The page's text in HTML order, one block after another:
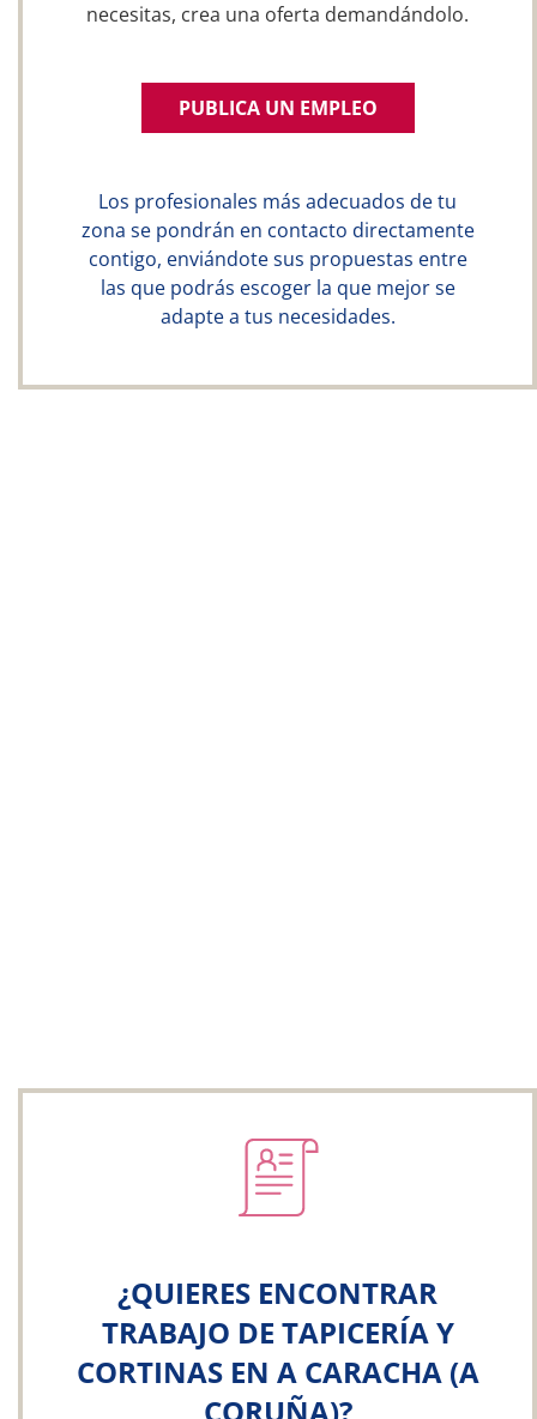
necesitas, crea una oferta demandándolo.
PUBLICA UN EMPLEO
Los profesionales más adecuados de tu
zona se pondrán en contacto directamente
contigo, enviándote sus propuestas entre
las que podrás escoger la que mejor se
adapte a tus necesidades.
¿QUIERES ENCONTRAR
TRABAJO DE TAPICERÍA Y
CORTINAS EN A CARACHA (A